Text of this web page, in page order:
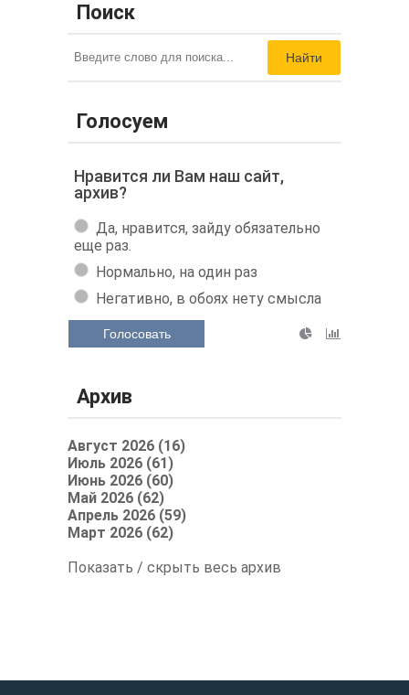
Поиск
Найти
Голосуем
Нравится ли Вам наш сайт,
архив?
Да, нравится, зайду обязательно
еще раз.
Нормально, на один раз
Негативно, в обоях нету смысла
Голосовать
Архив
Август 2026 (16)
Июль 2026 (61)
Июнь 2026 (60)
Май 2026 (62)
Апрель 2026 (59)
Март 2026 (62)
Показать / скрыть весь архив